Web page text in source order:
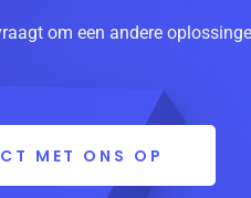
om een andere
MET ONS OP